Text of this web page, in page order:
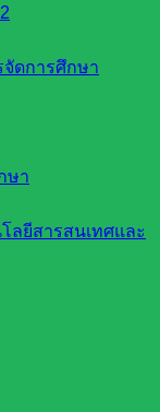
ดการศึกษา
ษา
ลยีสารสนเทศและ